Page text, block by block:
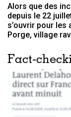
Alors que des
depuis le 22
s’ouvrir pour
Porge, village
Fact-